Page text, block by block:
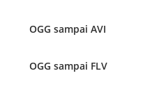
OGG sampai AVI
OGG sampai FLV